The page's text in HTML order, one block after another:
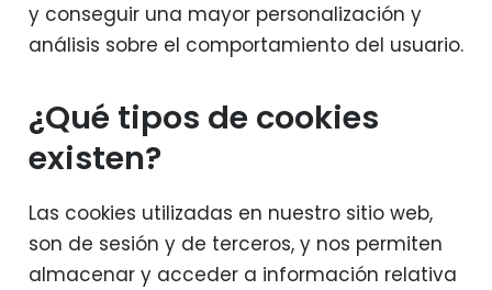
y conseguir una mayor personalización y
análisis sobre el comportamiento del usuario.
¿Qué tipos de cookies
existen?
Las cookies utilizadas en nuestro sitio web,
son de sesión y de terceros, y nos permiten
almacenar y acceder a información relativa